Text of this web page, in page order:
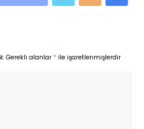
Gerekli alanlar * ile işaretlenmişlerdir